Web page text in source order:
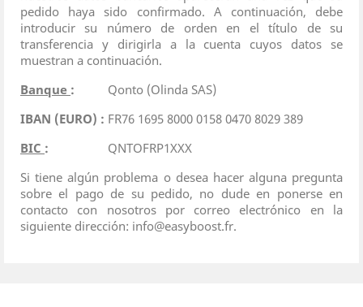
pedido haya sido confirmado. A continuación, debe
introducir su número de orden en el título de su
transferencia y dirigirla a la cuenta cuyos datos se
muestran a continuación.
Banque :
Qonto (Olinda SAS)
IBAN (EURO) : FR76 1695 8000 0158 0470 8029 389
BIC :
QNTOFRP1XXX
Si tiene algún problema o desea hacer alguna pregunta
sobre el pago de su pedido, no dude en ponerse en
contacto con nosotros por correo electrónico en la
siguiente dirección: info@easyboost.fr.